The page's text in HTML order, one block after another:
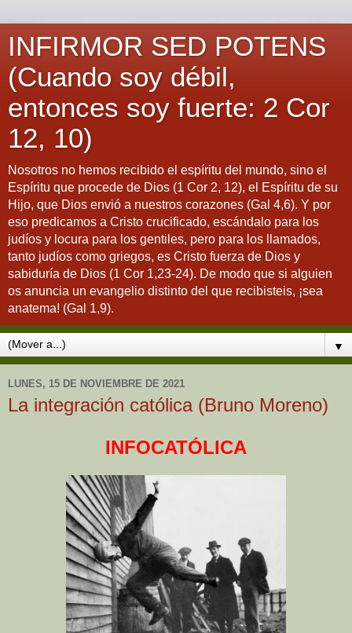
INFIRMOR SED POTENS
(Cuando soy débil,
entonces soy fuerte: 2 Cor
12, 10)
Nosotros no hemos recibido el espíritu del mundo, sino el
Espíritu que procede de Dios (1 Cor 2, 12), el Espíritu de su
Hijo, que Dios envió a nuestros corazones (Gal 4,6). Y por
eso predicamos a Cristo crucificado, escándalo para los
judíos y locura para los gentiles, pero para los llamados,
tanto judíos como griegos, es Cristo fuerza de Dios y
sabiduría de Dios (1 Cor 1,23-24). De modo que si alguien
os anuncia un evangelio distinto del que recibisteis, ¡sea
anatema! (Gal 1,9).
▼
LUNES, 15 DE NOVIEMBRE DE 2021
La integración católica (Bruno Moreno)
INFOCATÓLICA